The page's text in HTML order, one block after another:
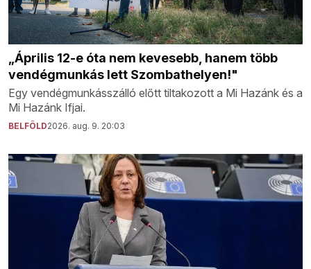
„Április 12-e óta nem kevesebb, hanem több
vendégmunkás lett Szombathelyen!"
Egy vendégmunkásszálló előtt tiltakozott a Mi Hazánk és a
Mi Hazánk Ifjai.
BELFÖLD2026. aug. 9. 20:03